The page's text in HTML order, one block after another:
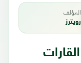
المؤلف
رويترز